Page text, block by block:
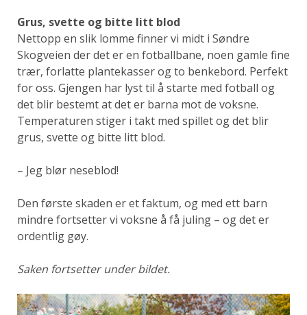
Grus, svette og bitte litt blod
Nettopp en slik lomme finner vi midt i Søndre
Skogveien der det er en fotballbane, noen gamle fine
trær, forlatte plantekasser og to benkebord. Perfekt
for oss. Gjengen har lyst til å starte med fotball og
det blir bestemt at det er barna mot de voksne.
Temperaturen stiger i takt med spillet og det blir
grus, svette og bitte litt blod.
– Jeg blør neseblod!
Den første skaden er et faktum, og med ett barn
mindre fortsetter vi voksne å få juling – og det er
ordentlig gøy.
Saken fortsetter under bildet.